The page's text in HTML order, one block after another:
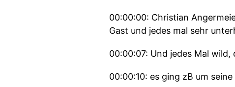
00:00:00: Christian
Gast und jedes mal sehr
00:00:07: Und jedes Mal
00:00:10: es ging zB um